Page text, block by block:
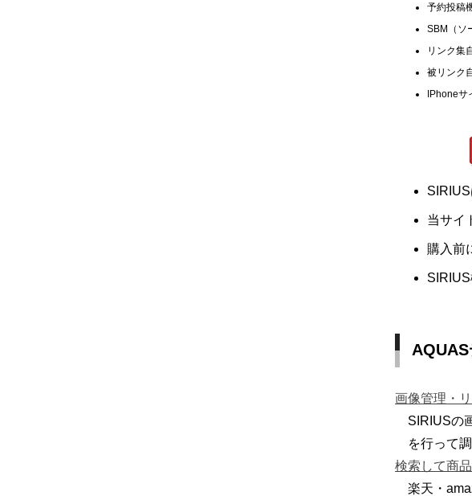
予約投稿
SBM（ソ
リンク集
被リンク
IPhoneサ
当サイ
購入前
画像管理・
SIRIUSの
を行って
検索して商
楽天・